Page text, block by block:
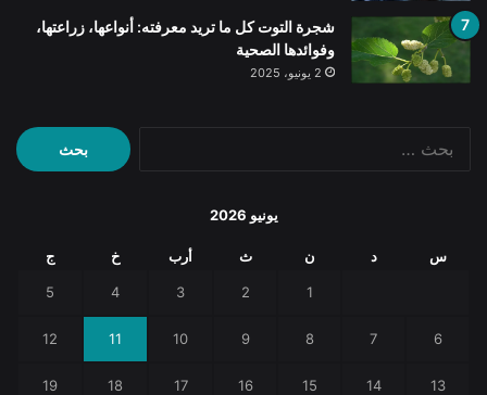
شجرة التوت كل ما تريد معرفته: أنواعها، زراعتها،
وفوائدها الصحية
2 يونيو، 2025
البحث
عن:
يونيو 2026
س د ن ث أرب خ ج
1
2
3
4
5
6
7
8
9
10
11
12
13
14
15
16
17
18
19